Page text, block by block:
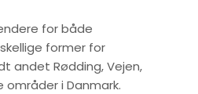
for både
former for
andet Rødding, Vejen,
områder i Danmark.